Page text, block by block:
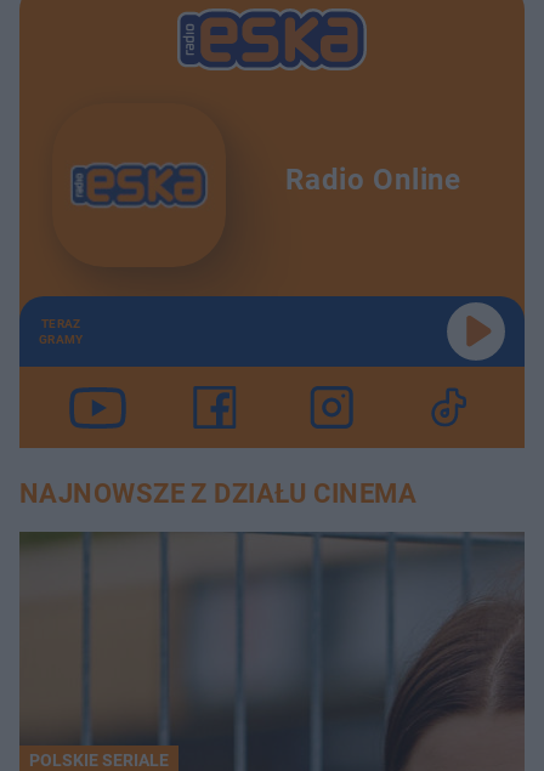
Radio Online
TERAZ
GRAMY
NAJNOWSZE Z DZIAŁU CINEMA
POLSKIE SERIALE